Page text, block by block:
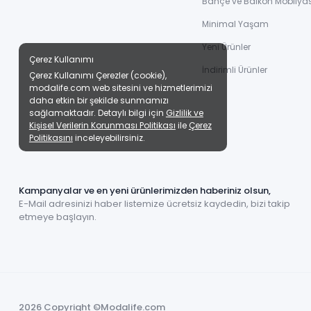
Minimal Yaşam
Yeni Ürünler
İndirimli Ürünler
Kampanyalar ve en yeni ürünlerimizden haberiniz olsun,
E-Mail adresinizi haber listemize ücretsiz kaydedin, bizi takip
etmeye başlayın.
2026 Copyright ©Modalife.com
Çerez Kullanımı
Çerez Kullanımı Çerezler (cookie),
modalife.com web sitesini ve hizmetlerimizi
daha etkin bir şekilde sunmamızı
sağlamaktadır. Detaylı bilgi için Gizlilik ve
Kişisel Verilerin Korunması Politikası ile Çerez
Politikasını inceleyebilirsiniz.